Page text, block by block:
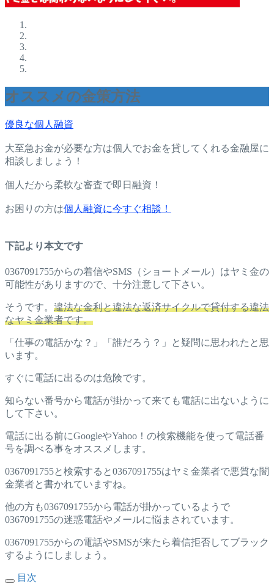
オススメの金策方法
優良な個人融資
大至急お金が必要な方は個人でお金を貸してくれる金融屋に
相談しましょう！
個人だから柔軟な審査で即日融資！
お困りの方は個人融資に今すぐ相談！
下記より本文です
0367091755からの着信やSMS（ショートメール）はヤミ金の
可能性がありますので、十分注意して下さい。
そうです。 違法な金利と違法な返済サイクルで貸付する違法
なヤミ金業者です。
「仕事の電話かな？」「誰だろう？」と疑問に思われたと思
います。
すぐに電話に出るのは危険です。
知らない番号から電話が掛かって来ても電話に出ないように
して下さい。
電話に出る前にGoogleやYahoo！の検索機能を使って電話番
号を調べる事をオススメします。
0367091755と検索すると0367091755はヤミ金業者で悪質な闇
金業者と書かれていますね。
他の方も0367091755から電話が掛かっているようで
0367091755の迷惑電話やメールに悩まされています。
0367091755からの電話やSMSが来たら着信拒否してブラック
するようにしましょう。
目次